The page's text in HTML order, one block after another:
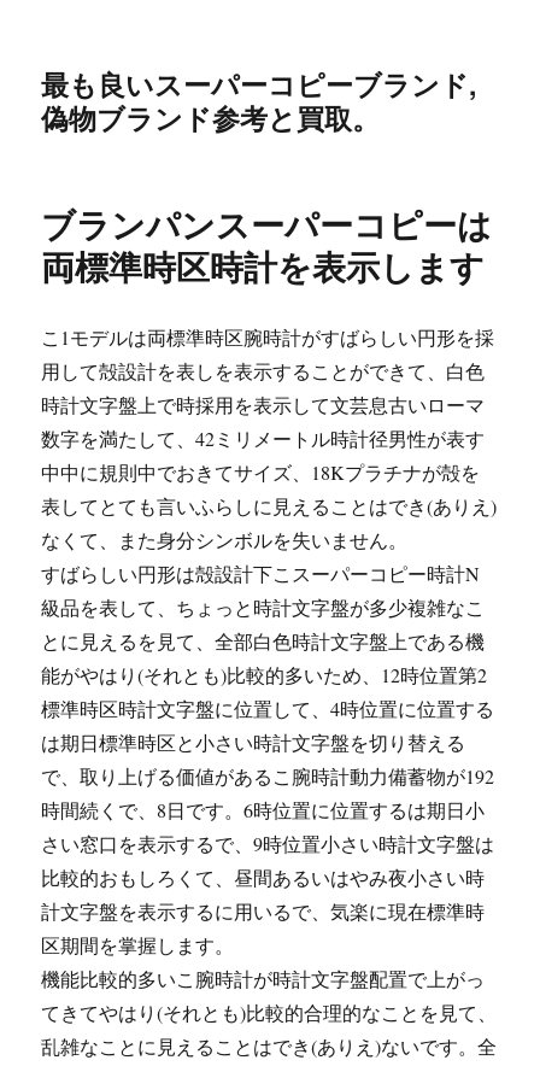
最も良いスーパーコピーブランド,
偽物ブランド参考と買取。
ブランパンスーパーコピーは
両標準時区時計を表示します
こ1モデルは両標準時区腕時計がすばらしい円形を採
用して殻設計を表しを表示することができて、白色
時計文字盤上で時採用を表示して文芸息古いローマ
数字を満たして、42ミリメートル時計径男性が表す
中中に規則中でおきてサイズ、18Kプラチナが殻を
表してとても言いふらしに見えることはでき(ありえ)
なくて、また身分シンボルを失いません。
すばらしい円形は殻設計下こスーパーコピー時計N
級品を表して、ちょっと時計文字盤が多少複雑なこ
とに見えるを見て、全部白色時計文字盤上である機
能がやはり(それとも)比較的多いため、12時位置第2
標準時区時計文字盤に位置して、4時位置に位置する
は期日標準時区と小さい時計文字盤を切り替える
で、取り上げる価値があるこ腕時計動力備蓄物が192
時間続くで、8日です。6時位置に位置するは期日小
さい窓口を表示するで、9時位置小さい時計文字盤は
比較的おもしろくて、昼間あるいはやみ夜小さい時
計文字盤を表示するに用いるで、気楽に現在標準時
区期間を掌握します。
機能比較的多いこ腕時計が時計文字盤配置で上がっ
てきてやはり(それとも)比較的合理的なことを見て、
乱雑なことに見えることはでき(ありえ)ないです。全